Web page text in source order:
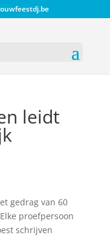
leidt
gedrag van 60
proefpersoon
schrijven